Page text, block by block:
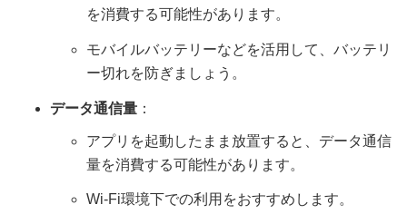
を消費する可能性があります。
モバイルバッテリーなどを活用して、バッテリ
ー切れを防ぎましょう。
データ通信量 ：
アプリを起動したまま放置すると、データ通信
量を消費する可能性があります。
Wi-Fi環境下での利用をおすすめします。